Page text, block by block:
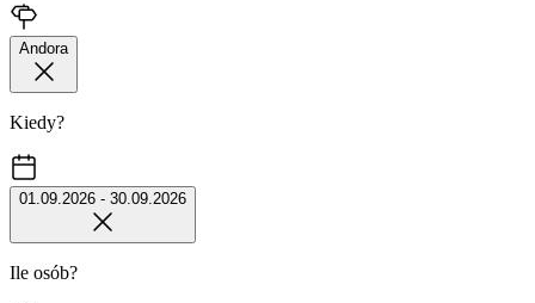
Andora
Kiedy?
01.09.2026 - 30.09.2026
Ile osób?